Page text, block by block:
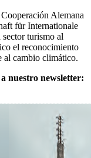
Alemana
für Internationale
turismo al
el reconocimiento
al cambio climático.
nuestro newsletter: